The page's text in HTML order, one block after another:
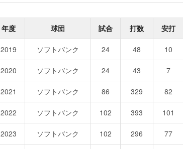
年度 球団 試合 打数 安打
2019 ソフトバンク 24 48 10
2020 ソフトバンク 24 43 7
2021 ソフトバンク 86 329 82
2022 ソフトバンク 102 393 101
2023 ソフトバンク 102 296 77